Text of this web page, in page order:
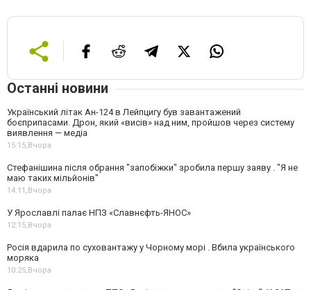
Останні новини
Український літак Ан-124 в Лейпцигу був завантажений
боєприпасами. Дрон, який «висів» над ним, пройшов через систему
виявлення — медіа
15:15,Вчора
Стефанішина після обрання "запобіжки" зробила першу заяву . "Я не
маю таких мільйонів"
14:11,Вчора
У Ярославлі палає НПЗ «Славнєфть-ЯНОС»
12:15,Вчора
Росія вдарила по суховантажу у Чорному морі . Вбила українського
моряка
10:25,Вчора